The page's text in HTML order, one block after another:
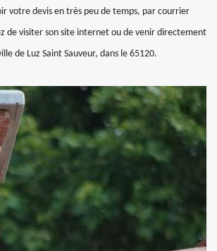
votre devis en très peu de temps, par courrier
de visiter son site internet ou de venir directement
de Luz Saint Sauveur, dans le 65120.